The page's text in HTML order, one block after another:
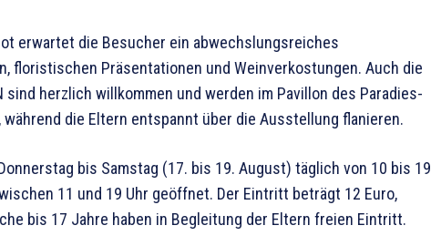
erwartet die Besucher ein abwechslungsreiches
floristischen Präsentationen und Weinverkostungen. Auch die
sind herzlich willkommen und werden im Pavillon des Paradies-
die Eltern entspannt über die Ausstellung flanieren.
bis Samstag (17. bis 19. August) täglich von 10 bis 19
11 und 19 Uhr geöffnet. Der Eintritt beträgt 12 Euro,
bis 17 Jahre haben in Begleitung der Eltern freien Eintritt.